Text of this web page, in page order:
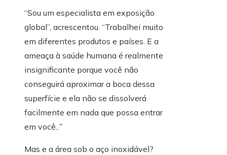
“Sou um especialista em exposição
global”, acrescentou. “Trabalhei muito
em diferentes produtos e países. E a
ameaça à saúde humana é realmente
insignificante porque você não
conseguirá aproximar a boca dessa
superfície e ela não se dissolverá
facilmente em nada que possa entrar
em você..”
Mas e a área sob o aço inoxidável?